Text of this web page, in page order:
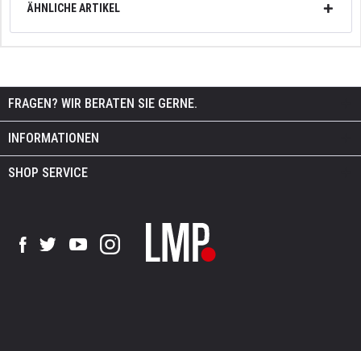
ÄHNLICHE ARTIKEL
FRAGEN? WIR BERATEN SIE GERNE.
INFORMATIONEN
SHOP SERVICE